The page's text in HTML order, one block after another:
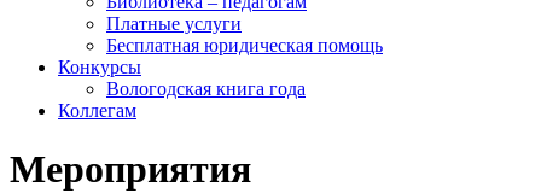
Платные услуги
Бесплатная юридическая помощь
Конкурсы
Вологодская книга года
Коллегам
Мероприятия